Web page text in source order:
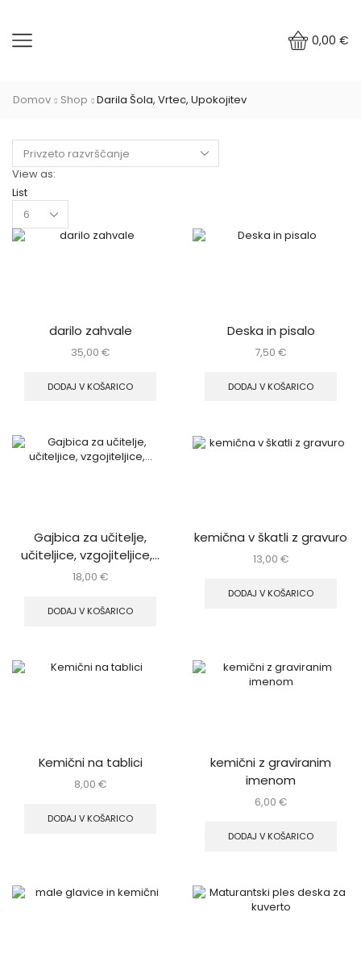
0,00 €
Domov Shop Darila Šola, Vrtec, Upokojitev
View as:
List
per
page
darilo zahvale
35,00 €
DODAJ V KOŠARICO
Deska in pisalo
7,50 €
DODAJ V KOŠARICO
Gajbica za učitelje,
učiteljice, vzgojiteljice,…
18,00 €
DODAJ V KOŠARICO
kemična v škatli z gravuro
13,00 €
DODAJ V KOŠARICO
Kemični na tablici
8,00 €
DODAJ V KOŠARICO
kemični z graviranim
imenom
6,00 €
DODAJ V KOŠARICO